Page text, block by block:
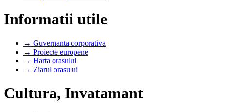
Informatii utile
→ Guvernanta corporativa
→ Proiecte europene
→ Harta orasului
→ Ziarul orasului
Cultura, Invatamant